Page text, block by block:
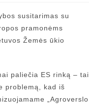
susitarimas su
pramonėms
Žemės ūkio
paliečia ES rinką – tai
problemą, kad iš
„Agroverslo